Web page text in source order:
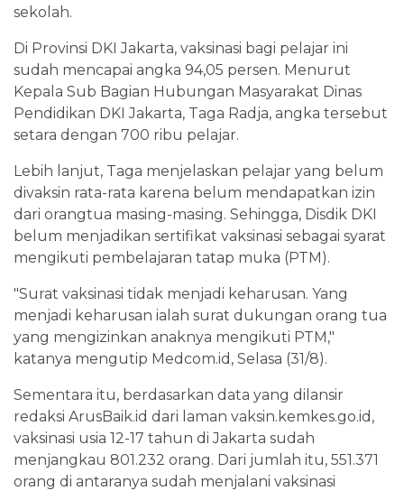
sekolah.
Di Provinsi DKI Jakarta, vaksinasi bagi pelajar ini
sudah mencapai angka 94,05 persen. Menurut
Kepala Sub Bagian Hubungan Masyarakat Dinas
Pendidikan DKI Jakarta, Taga Radja, angka tersebut
setara dengan 700 ribu pelajar.
Lebih lanjut, Taga menjelaskan pelajar yang belum
divaksin rata-rata karena belum mendapatkan izin
dari orangtua masing-masing. Sehingga, Disdik DKI
belum menjadikan sertifikat vaksinasi sebagai syarat
mengikuti pembelajaran tatap muka (PTM).
"Surat vaksinasi tidak menjadi keharusan. Yang
menjadi keharusan ialah surat dukungan orang tua
yang mengizinkan anaknya mengikuti PTM,"
katanya mengutip Medcom.id, Selasa (31/8).
Sementara itu, berdasarkan data yang dilansir
redaksi ArusBaik.id dari laman vaksin.kemkes.go.id,
vaksinasi usia 12-17 tahun di Jakarta sudah
menjangkau 801.232 orang. Dari jumlah itu, 551.371
orang di antaranya sudah menjalani vaksinasi